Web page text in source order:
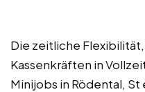
Die zeitliche
Kassenkräften in
Minijobs in Rödental,